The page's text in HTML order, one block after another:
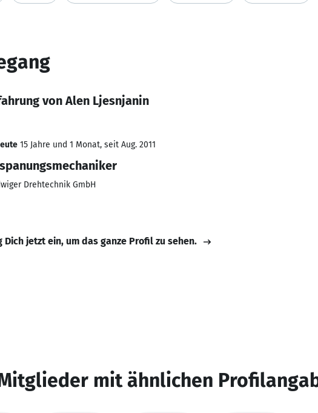
von Alen Ljesnjanin
15 Jahre und 1 Monat, seit Aug. 2011
Drehtechnik GmbH
Dich jetzt ein, um das ganze Profil zu sehen.
mit ähnlichen